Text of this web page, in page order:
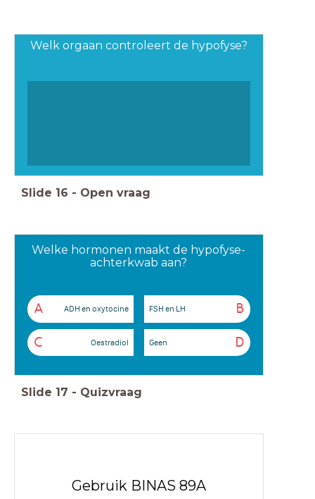
Welk orgaan controleert de hypofyse?
Slide 16 - Open vraag
Welke hormonen maakt de hypofyse-
achterkwab aan?
A ADH en oxytocine B
FSH en LH
C Oestradiol D
Geen
Slide 17 - Quizvraag
Gebruik BINAS 89A